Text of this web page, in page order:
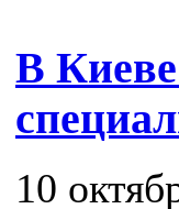
В
10